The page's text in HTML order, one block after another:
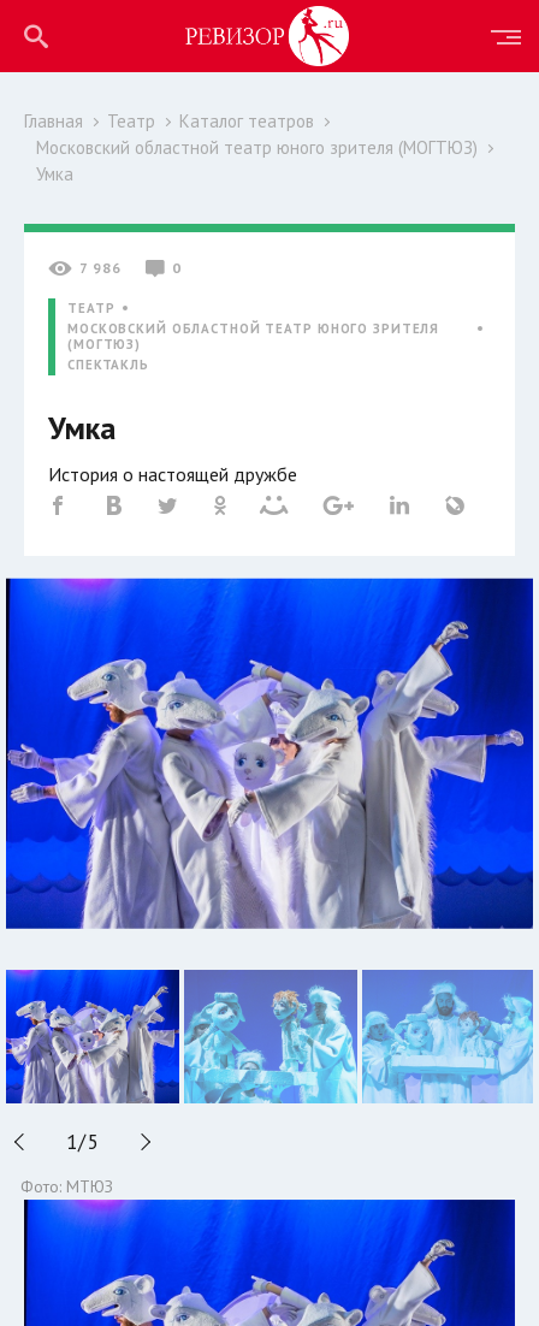
Главная Театр
Каталог театров
Московский областной театр юного зрителя (МОГТЮЗ)
Умка
7 986 0
ТЕАТР
МОСКОВСКИЙ ОБЛАСТНОЙ ТЕАТР ЮНОГО ЗРИТЕЛЯ
(МОГТЮЗ)
СПЕКТАКЛЬ
Умка
История о настоящей дружбе
1/5
Фото: МТЮЗ